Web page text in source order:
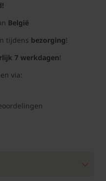
België
tijdens bezorging!
7 werkdagen!
via: